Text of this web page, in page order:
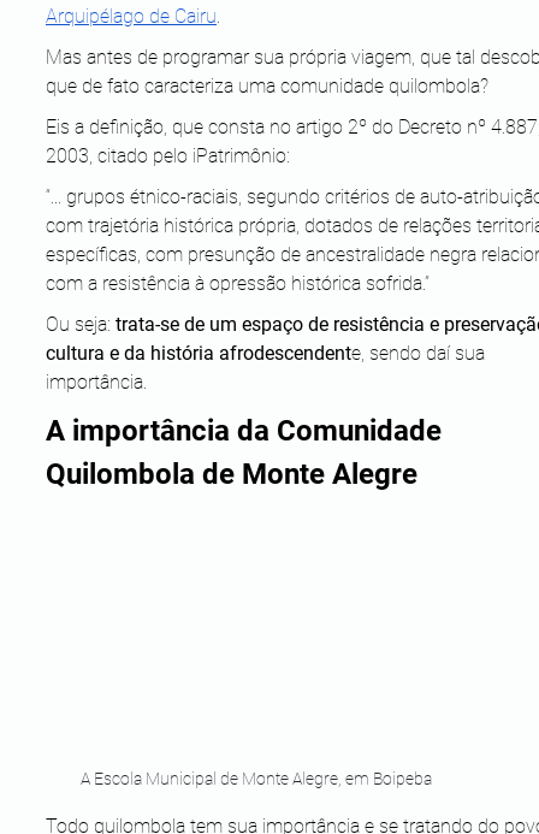
Arquipélago de Cairu.
Mas antes de programar sua própria viagem, que tal
que de fato caracteriza uma comunidade quilombola?
Eis a definição, que consta no artigo 2º do Decreto nº
2003, citado pelo iPatrimônio:
“... grupos étnico-raciais, segundo critérios de auto-
com trajetória histórica própria, dotados de relações
específicas, com presunção de ancestralidade negra
com a resistência à opressão histórica sofrida.”
Ou seja: trata-se de um espaço de resistência e
cultura e da história afrodescendente, sendo daí sua
importância.
A importância da Comunidade
Quilombola de Monte Alegre
A Escola Municipal de Monte Alegre, em Boipeba
Todo quilombola tem sua importância e se tratando do